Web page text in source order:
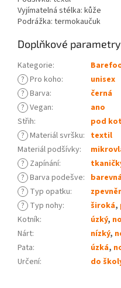
Vyjímatelná stélka: kůže
Podrážka: termokaučuk
Doplňkové parametry
Kategorie:
? Pro koho:
unisex
? Barva:
černá
? Vegan:
ano
Střih:
pod
? Materiál svršku: textil
Materiál podšívky:
? Zapínání:
? Barva podešve:
? Typ opatku:
? Typ nohy: široká,
Kotník: úzký,
Nárt: nízký,
Pata: úzká,
Určení: do